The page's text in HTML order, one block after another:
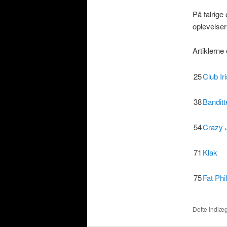
På talrige
Artiklerne
25Club
38
54Crazy
71 Klak
75Fat
Dette